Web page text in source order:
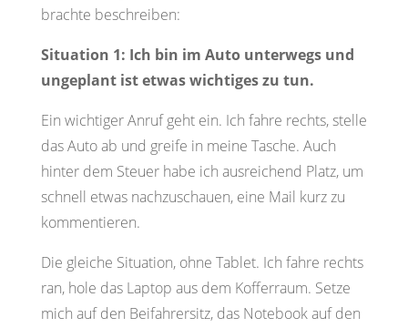
brachte beschreiben:
Situation 1: Ich bin im Auto unterwegs und
ungeplant ist etwas wichtiges zu tun.
Ein wichtiger Anruf geht ein. Ich fahre rechts, stelle
das Auto ab und greife in meine Tasche. Auch
hinter dem Steuer habe ich ausreichend Platz, um
schnell etwas nachzuschauen, eine Mail kurz zu
kommentieren.
Die gleiche Situation, ohne Tablet. Ich fahre rechts
ran, hole das Laptop aus dem Kofferraum. Setze
mich auf den Beifahrersitz, das Notebook auf den